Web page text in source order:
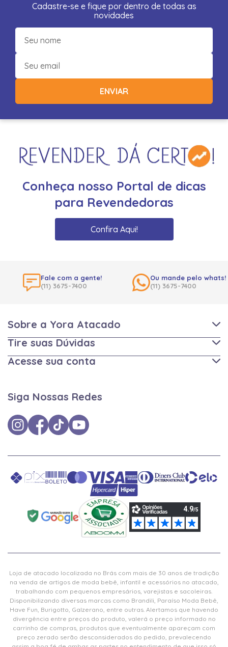
Cadastre-se e fique por dentro de todas as
novidades
ENVIAR
Conheça nosso Portal de dicas
para Revendedoras
Confira Aqui!
Fale com a gente!
(11) 3675-7400
Ou mande pelo whats!
(11) 3675-7400
Sobre a Yora Atacado
Tire suas Dúvidas
Acesse sua conta
Siga Nossas Redes
Loja de atacado localizada no Brás com mais de 30 anos de tradição
na venda de artigos de moda bebê, infantil e acessórios no atacado,
trabalhando com pequenos empresários, varejistas e sacoleiras.
Disponibilizando diversas marcas como Brandili, Paraíso Moda Bebê,
Have Fun, Burigotto, Galzerano, entre outras. Alertamos que havendo
divergência entre preços do produto, valerá o preço informado no
carrinho de compras, produtos que eventualmente apareçam com
preço zerado serão desconsiderados do pedido, prevalecendo